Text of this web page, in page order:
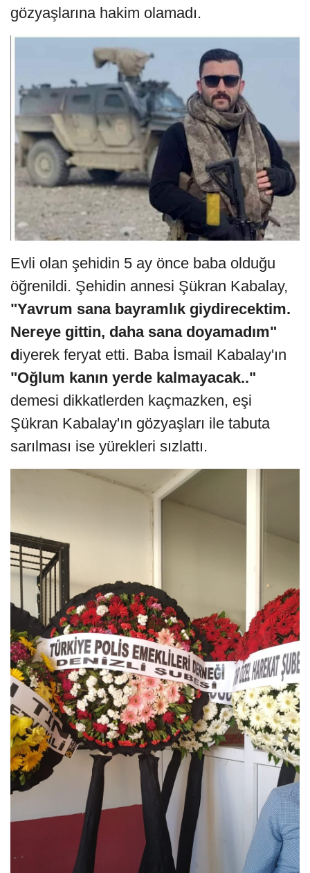
gözyaşlarına hakim olamadı.
Evli olan şehidin 5 ay önce baba olduğu
öğrenildi. Şehidin annesi Şükran Kabalay,
"Yavrum sana bayramlık giydirecektim.
Nereye gittin, daha sana doyamadım"
diyerek feryat etti. Baba İsmail Kabalay'ın
"Oğlum kanın yerde kalmayacak.."
demesi dikkatlerden kaçmazken, eşi
Şükran Kabalay'ın gözyaşları ile tabuta
sarılması ise yürekleri sızlattı.